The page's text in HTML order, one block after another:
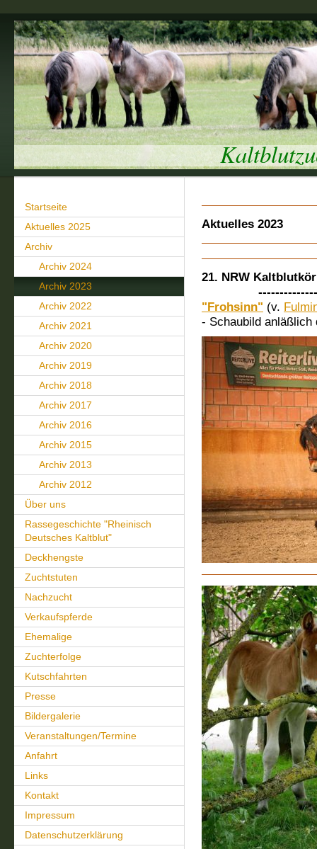
Startseite
Aktuelles 2025
Archiv
Archiv 2024
Archiv 2023
Archiv 2022
Archiv 2021
Archiv 2020
Archiv 2019
Archiv 2018
Archiv 2017
Archiv 2016
Archiv 2015
Archiv 2013
Archiv 2012
Über uns
Rassegeschichte "Rheinisch
Deutsches Kaltblut"
Deckhengste
Zuchtstuten
Nachzucht
Verkaufspferde
Ehemalige
Zuchterfolge
Kutschfahrten
Presse
Bildergalerie
Veranstaltungen/Termine
Anfahrt
Links
Kontakt
Impressum
Datenschutzerklärung
Aktuelles 2023
21. NRW
"Frohsinn" (v.
- Schaubild anläßlich